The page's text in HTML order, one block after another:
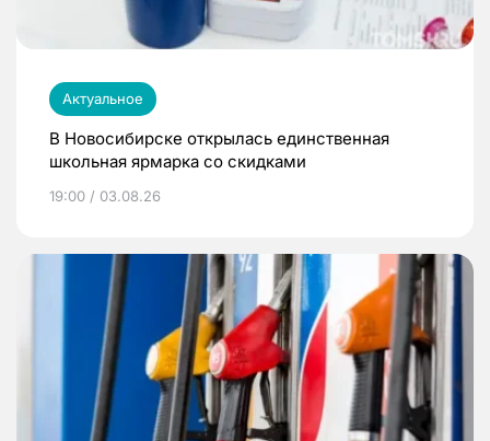
Актуальное
В Новосибирске открылась единственная
школьная ярмарка со скидками
19:00 / 03.08.26